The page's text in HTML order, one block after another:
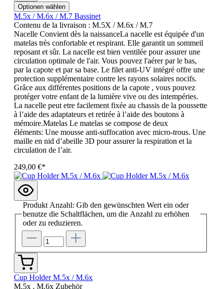
Optionen wählen
M.5x / M.6x / M.7 Bassinet
Contenu de la livraison : M.5X / M.6x / M.7
Nacelle Convient dès la naissanceLa nacelle est équipée d'un
matelas très confortable et respirant. Elle garantit un sommeil
reposant et sûr. La nacelle est bien ventilée pour assurer une
circulation optimale de l'air. Vous pouvez l'aérer par le bas,
par la capote et par sa base. Le filet anti-UV intégré offre une
protection supplémentaire contre les rayons solaires nocifs.
Grâce aux différentes positions de la capote , vous pouvez
protéger votre enfant de la lumière vive ou des intempéries.
La nacelle peut etre facilement fixée au chassis de la poussette
à l’aide des adaptateurs et retirée à l’aide des boutons à
mémoire.Matelas Le matelas se compose de deux
éléments: Une mousse anti-suffocation avec micro-trous. Une
maille en nid d’abeille 3D pour assurer la respiration et la
circulation de l’air.
249,00 €*
Produkt Anzahl: Gib den gewünschten Wert ein oder
benutze die Schaltflächen, um die Anzahl zu erhöhen
oder zu reduzieren.
Cup Holder M.5x / M.6x
M.5x , M.6x Zubehör